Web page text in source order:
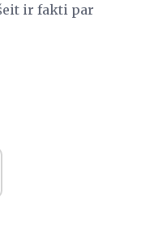
ir fakti par